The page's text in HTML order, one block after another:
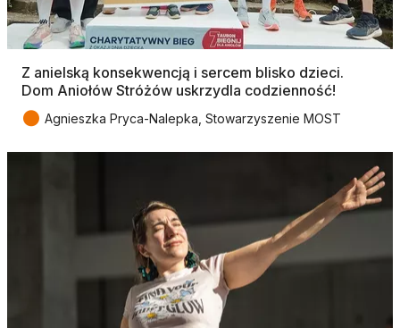
Z anielską konsekwencją i sercem blisko dzieci.
Dom Aniołów Stróżów uskrzydla codzienność!
● Agnieszka Pryca-Nalepka, Stowarzyszenie MOST